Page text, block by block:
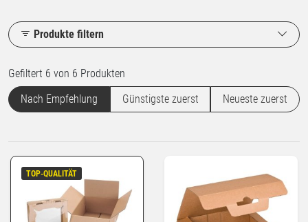
Produkte filtern
Gefiltert 6 von 6 Produkten
Nach Empfehlung
Günstigste zuerst Neueste zuerst
TOP-QUALITÄT